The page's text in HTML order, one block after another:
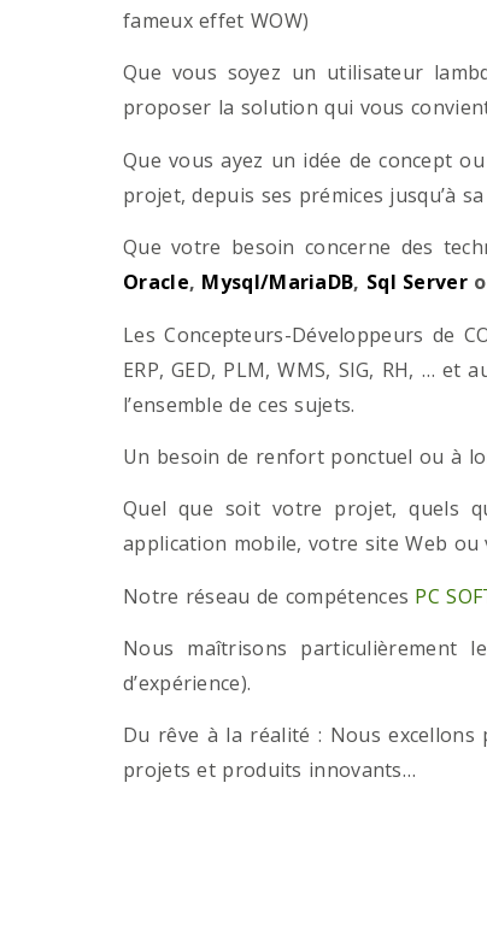
fameux effet WOW)
Que vous soyez un utilisateur
proposer la solution qui vous
Que vous ayez un idée de concept
projet, depuis ses prémices jusqu’à
Que votre besoin concerne des
Oracle, Mysql/MariaDB, Sql Server
Les Concepteurs-Développeurs de
ERP, GED, PLM, WMS, SIG, RH, …
l’ensemble de ces sujets.
Un besoin de renfort ponctuel ou à
Quel que soit votre projet, quels
application mobile, votre site Web ou
Notre réseau de compétences PC
Nous maîtrisons particulièrement
d’expérience).
Du rêve à la réalité : Nous
projets et produits innovants…